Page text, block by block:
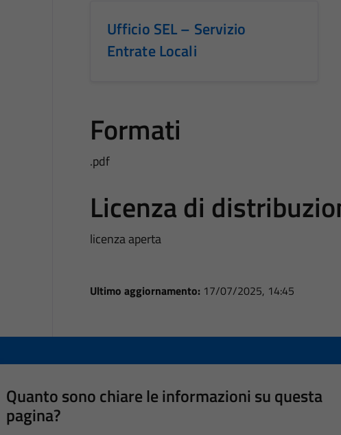
Ufficio SEL – Servizio
Entrate Locali
Formati
.pdf
Licenza di
licenza aperta
Ultimo aggiornamento: 17/07/2025, 14:45
Quanto sono chiare le informazioni su questa
pagina?